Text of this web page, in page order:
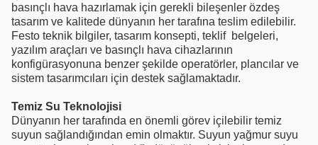
basınçlı hava hazırlamak için gerekli bileşenler özdeş
tasarım ve kalitede dünyanın her tarafına teslim edilebilir.
Festo teknik bilgiler, tasarım konsepti, teklif belgeleri,
yazılım araçları ve basınçlı hava cihazlarının
konfigürasyonuna benzer şekilde operatörler, plancılar ve
sistem tasarımcıları için destek sağlamaktadır.
Temiz Su Teknolojisi
Dünyanın her tarafında en önemli görev içilebilir temiz
suyun sağlandığından emin olmaktır. Suyun yağmur suyu